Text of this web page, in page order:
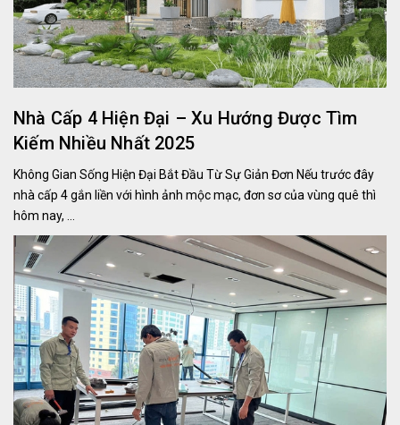
Nhà Cấp 4 Hiện Đại – Xu Hướng Được Tìm
Kiếm Nhiều Nhất 2025
Không Gian Sống Hiện Đại Bắt Đầu Từ Sự Giản Đơn Nếu trước đây
nhà cấp 4 gắn liền với hình ảnh mộc mạc, đơn sơ của vùng quê thì
hôm nay, ...